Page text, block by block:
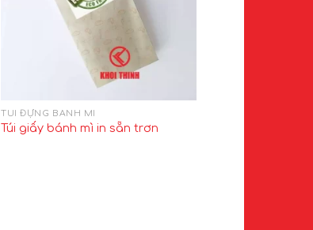
TÚI ĐỰNG BÁNH MÌ
Túi giấy bánh mì in sẵn trơn